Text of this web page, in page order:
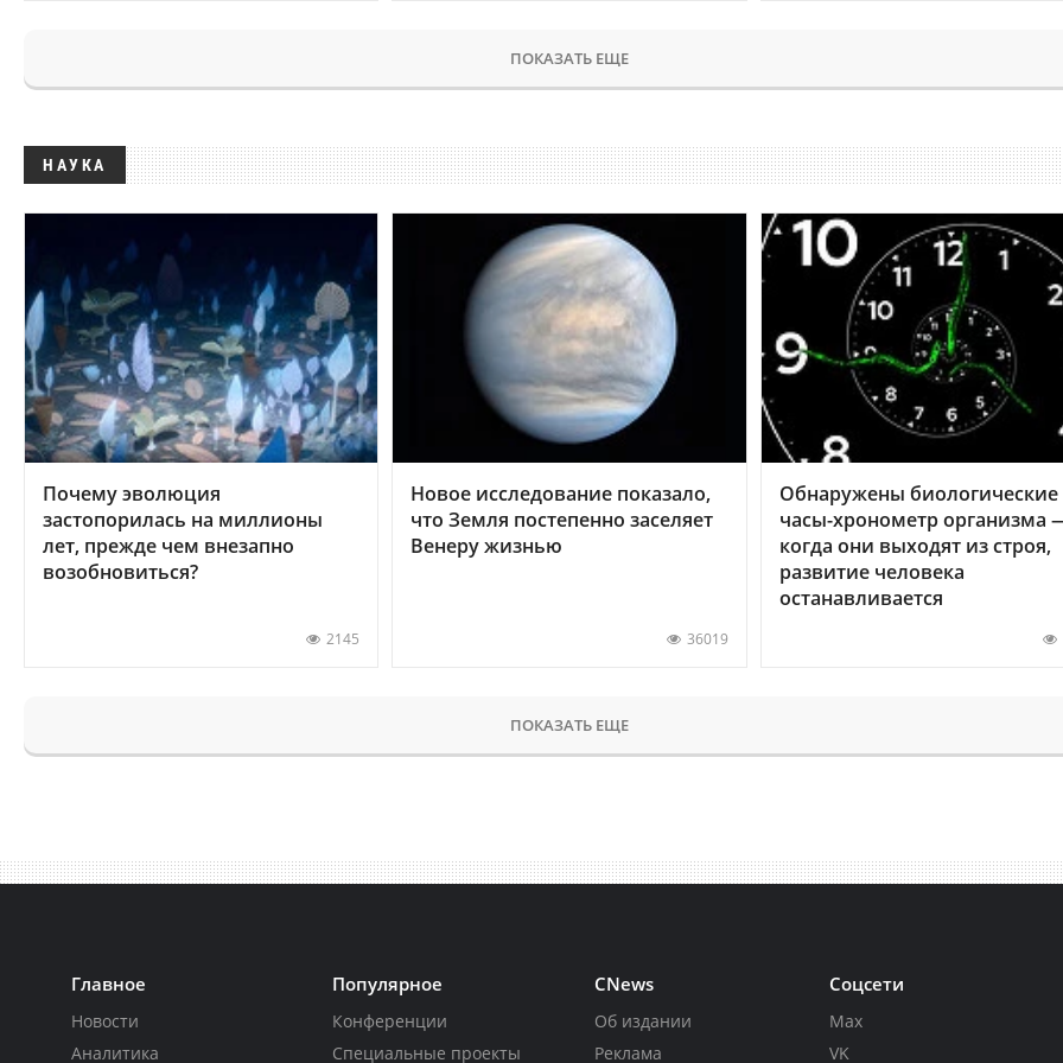
ПОКАЗАТЬ ЕЩЕ
НАУКА
Почему эволюция
застопорилась на миллионы
лет, прежде чем внезапно
возобновиться?
2145
Новое исследование показало,
что Земля постепенно заселяет
Венеру жизнью
36019
Обнаружены биологические
часы-хронометр организма
когда они выходят из строя,
развитие человека
останавливается
ПОКАЗАТЬ ЕЩЕ
Главное
Новости
Аналитика
Популярное
Конференции
Специальные проекты
CNews
Об издании
Реклама
Соцсети
Max
VK